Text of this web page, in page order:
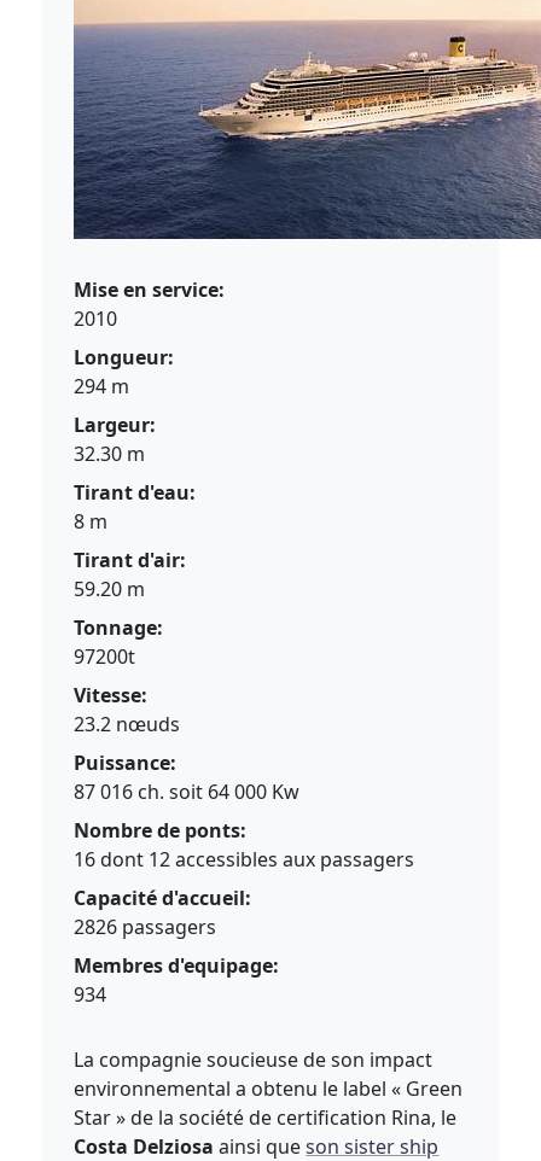
Mise en service:
2010
Longueur:
294 m
Largeur:
32.30 m
Tirant d'eau:
8 m
Tirant d'air:
59.20 m
Tonnage:
97200t
Vitesse:
23.2 nœuds
Puissance:
87 016 ch. soit 64 000 Kw
Nombre de ponts:
16 dont 12 accessibles aux passagers
Capacité d'accueil:
2826 passagers
Membres d'equipage:
934
La compagnie soucieuse de son impact
environnemental a obtenu le label « Green
Star » de la société de certification Rina, le
Costa Delziosa ainsi queson sister ship